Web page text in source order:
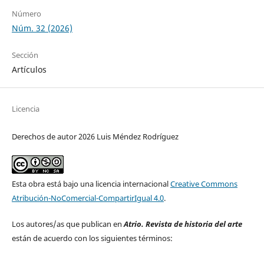
Número
Núm. 32 (2026)
Sección
Artículos
Licencia
Derechos de autor 2026 Luis Méndez Rodríguez
Esta obra está bajo una licencia internacionalCreative Commons
Atribución-NoComercial-CompartirIgual 4.0.
Los autores/as que publican enAtrio. Revista de historia del arte
están de acuerdo con los siguientes términos: